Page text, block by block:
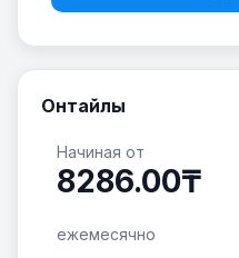
Онтайлы
Начиная от
8286.00₸
ежемесячно